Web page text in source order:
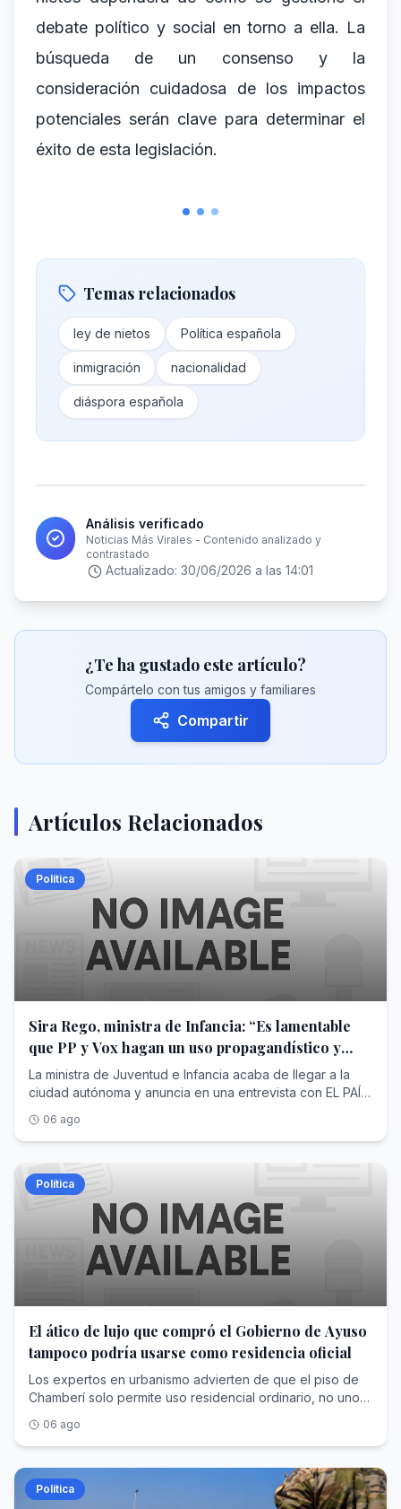
debate político y social en torno a ella. La
búsqueda de un consenso y la
consideración cuidadosa de los impactos
potenciales serán clave para determinar el
éxito de esta legislación.
Temas relacionados
ley de nietos Política española
inmigración nacionalidad
diáspora española
Análisis verificado
Noticias Más Virales - Contenido analizado y
contrastado
Actualizado: 30/06/2026 a las 14:01
¿Te ha gustado este artículo?
Compártelo con tus amigos y familiares
Compartir
Artículos Relacionados
Política
Sira Rego, ministra de Infancia: “Es lamentable
que PP y Vox hagan un uso propagandístico y
electoral de Ceuta”
La ministra de Juventud e Infancia acaba de llegar a la
ciudad autónoma y anuncia en una entrevista con EL PAÍS
inminente
06 ago
Política
El ático de lujo que compró el Gobierno de Ayuso
tampoco podría usarse como residencia oficial
Los expertos en urbanismo advierten de que el piso de
Chamberí solo permite uso residencial ordinario, no uno
06 ago
Política